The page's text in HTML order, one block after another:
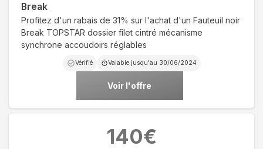
Break
Profitez d'un rabais de 31% sur l'achat d'un Fauteuil noir
Break TOPSTAR dossier filet cintré mécanisme
synchrone accoudoirs réglables
Vérifié Valable jusqu'au 30/06/2024
Voir l'offre
140€